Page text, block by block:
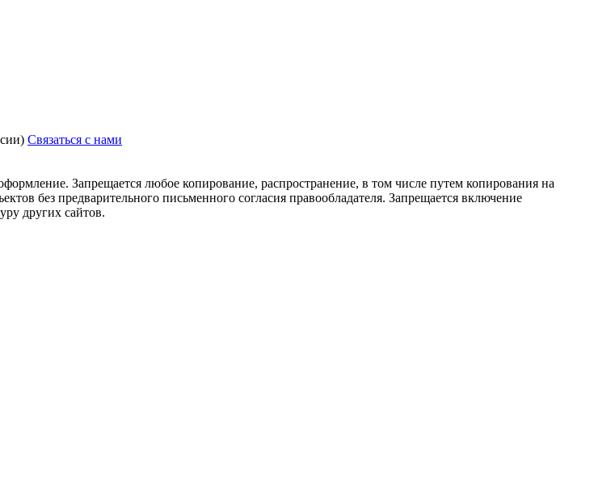
Связаться с нами
Запрещается любое копирование, распространение, в том числе путем копирования на
без предварительного письменного согласия правообладателя. Запрещается включение
других сайтов.